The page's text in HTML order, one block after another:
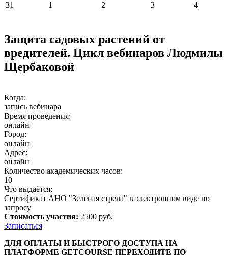
31 1 2 3 4
Защита садовых растений от
вредителей. Цикл вебинаров Людмилы
Щербаковой
Когда:
запись вебинара
Время проведения:
онлайн
Город:
онлайн
Адрес:
онлайн
Количество академических часов:
10
Что выдаётся:
Сертификат АНО "Зеленая стрела" в электронном виде по
запросу
Стоимость участия: 2500 руб.
Записаться
ДЛЯ ОПЛАТЫ И БЫСТРОГО ДОСTУПА НА
ПЛАТФОРМЕ GETCOURSE ПЕРЕХОДИТЕ ПО